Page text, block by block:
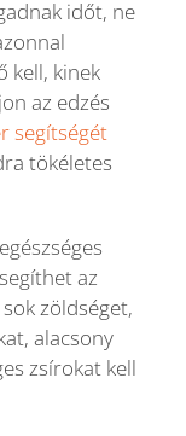
időt, ne
kell, kinek
az edzés
segítségét
tökéletes
az
zöldséget,
alacsony
zsírokat kell